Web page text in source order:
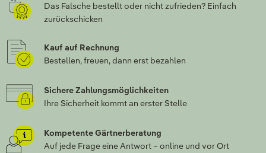
Das Falsche bestellt oder nicht zufrieden? Einfach
zurückschicken
Kauf auf Rechnung
Bestellen, freuen, dann erst bezahlen
Sichere Zahlungsmöglichkeiten
Ihre Sicherheit kommt an erster Stelle
Kompetente Gärtnerberatung
Auf jede Frage eine Antwort – online und vor Ort